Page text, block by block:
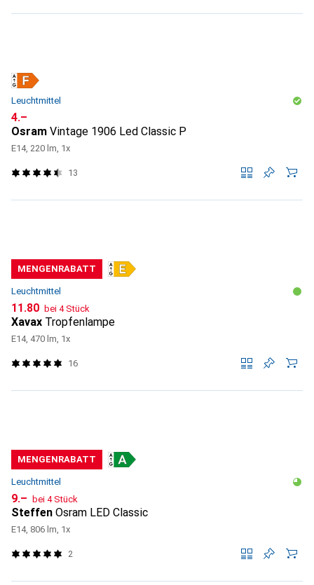
Leuchtmittel
CHF
4.–
Osram Vintage 1906 Led Classic P
E14, 220 lm, 1x
13
MENGENRABATT
Leuchtmittel
CHF
11.80 bei 4 Stück
Xavax Tropfenlampe
E14, 470 lm, 1x
16
MENGENRABATT
Leuchtmittel
CHF
9.– bei 4 Stück
Steffen Osram LED Classic
E14, 806 lm, 1x
2